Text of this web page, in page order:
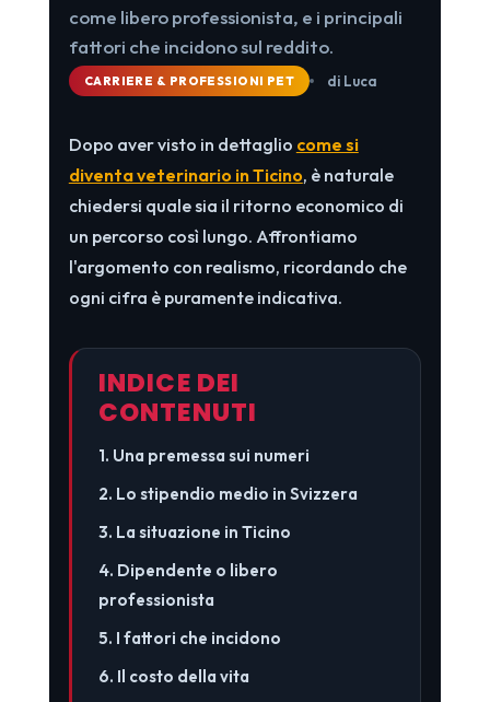
come libero professionista, e i principali
fattori che incidono sul reddito.
CARRIERE & PROFESSIONI PET di Luca
Dopo aver visto in dettaglio come si
diventa veterinario in Ticino, è naturale
chiedersi quale sia il ritorno economico di
un percorso così lungo. Affrontiamo
l'argomento con realismo, ricordando che
ogni cifra è puramente indicativa.
INDICE DEI
CONTENUTI
1. Una premessa sui numeri
2. Lo stipendio medio in Svizzera
3. La situazione in Ticino
4. Dipendente o libero
professionista
5. I fattori che incidono
6. Il costo della vita